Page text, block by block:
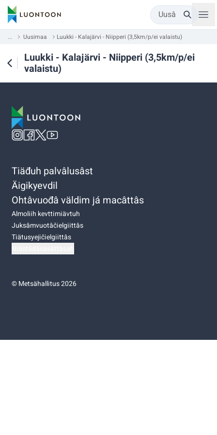
Uusâ
... Uusimaa Luukki - Kalajärvi - Niipperi (3,5km/p/ei valaistu)
Luukki - Kalajärvi - Niipperi (3,5km/p/ei
valaistu)
Tiäđuh palvâlusâst
Äigikyevdil
Ohtâvuođâ väldim já macâttâs
Almoliih kevttimiävtuh
Juksâmvuotâčielgiittâs
Tiätusyejičielgiittâs
©Metsähallitus 2026